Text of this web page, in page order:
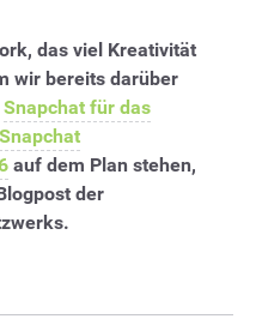
das viel Kreativität
wir bereits darüber
Snapchat für das
Snapchat
auf dem Plan stehen,
der